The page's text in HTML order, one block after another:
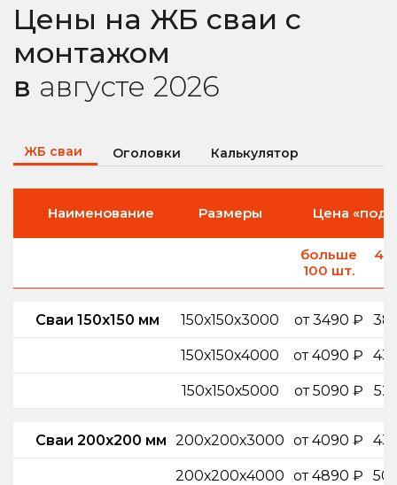
Цены на ЖБ сваи с
монтажом
в августе 2026
ЖБ сваи Оголовки Калькулятор
Наименование Размеры Цена «под
больше
100 шт.
Сваи 150х150 мм 150х150х3000 от 3490 ₽
150х150х4000 от 4090 ₽
150х150х5000 от 5090 ₽
Сваи 200х200 мм 200х200х3000 от 4090 ₽
200х200х4000 от 4890 ₽